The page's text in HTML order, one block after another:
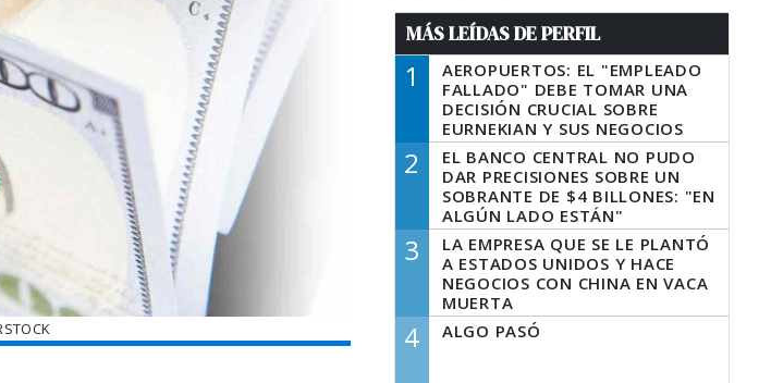
MÁS LEÍDAS DE PERFIL
1
AEROPUERTOS: EL "EMPLEADO
FALLADO" DEBE TOMAR UNA
DECISIÓN CRUCIAL SOBRE
EURNEKIAN Y SUS NEGOCIOS
2
EL BANCO CENTRAL NO PUDO
DAR PRECISIONES SOBRE UN
SOBRANTE DE $4 BILLONES: "EN
ALGÚN LADO ESTÁN"
3
LA EMPRESA QUE SE LE PLANTÓ
A ESTADOS UNIDOS Y HACE
NEGOCIOS CON CHINA EN VACA
MUERTA
4 ALGO PASÓ